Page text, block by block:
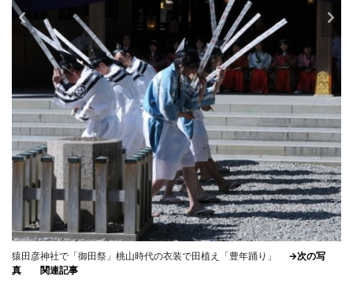
猿田彦神社で「御田祭」桃山時代の衣装で田植え「豊年踊り」
→次の写
真
関連記事